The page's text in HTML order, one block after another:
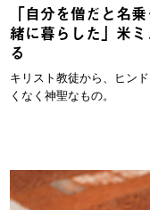
「自分を僧だと名
緒に暮らした」米
る
キリスト教徒から、ヒン
くなく神聖なもの。